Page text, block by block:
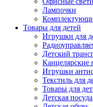
Лампочки
Товары для детей
Игрушки для
Детский
Канцелярские
Игрушки
Текстиль для
Товары для
Детская посуда